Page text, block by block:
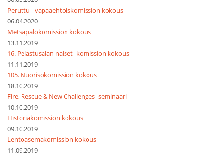
Peruttu - vapaaehtoiskomission kokous
06.04.2020
Metsäpalokomission kokous
13.11.2019
16. Pelastusalan naiset -komission kokous
11.11.2019
105. Nuorisokomission kokous
18.10.2019
Fire, Rescue & New Challenges -seminaari
10.10.2019
Historiakomission kokous
09.10.2019
Lentoasemakomission kokous
11.09.2019